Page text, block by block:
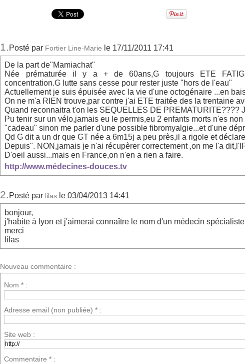
1. Posté par Fortier Line-Marie le 17/11/2011 17:41
De la part de"Mamiachat"
Née prématurée il y a + de 60ans,G toujours ETE
concentration.G lutte sans cesse pour rester juste "hors de l'eau"
Actuellement je suis épuisée avec la vie d'une octogénaire ...en
On ne m'a RIEN trouve,par contre j'ai ETE traitée des la trentaine
Quand reconnaitra t'on les SEQUELLES DE PREMATURITE????
Pu tenir sur un vélo,jamais eu le permis,eu 2 enfants morts n'es
"cadeau" sinon me parler d'une possible fibromyalgie...et d'une
Qd G dit a un dr que GT née a 6m15j a peu près,il a rigole et
Depuis". NON,jamais je n'ai récupèrer correctement ,on me l'a
D'oeil aussi...mais en France,on n'en a rien a faire.
http://www.médecines-douces.tv
2. Posté par lilas le 03/04/2013 14:41
bonjour,
j'habite à lyon et j'aimerai connaître le nom d'un médecin
merci
lilas
Nouveau commentaire :
Nom * :
Adresse email (non publiée) * :
Site web :
Commentaire * :